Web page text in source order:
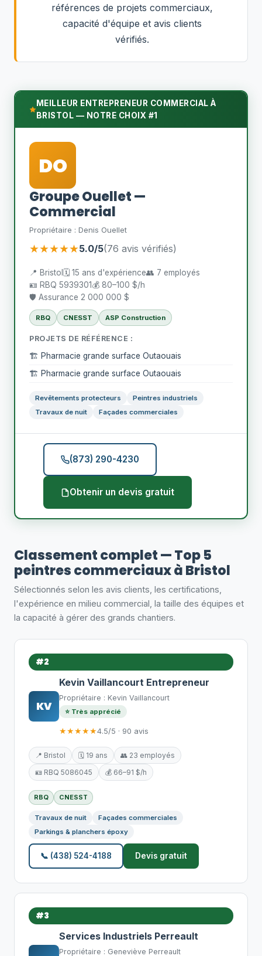
références de projets commerciaux,
capacité d'équipe et avis clients
vérifiés.
MEILLEUR ENTREPRENEUR COMMERCIAL À
BRISTOL — NOTRE CHOIX #1
DO
Groupe Ouellet —
Commercial
Propriétaire : Denis Ouellet
★★★★★5.0/5(76 avis vérifiés)
📍 Bristol 🗓️ 15 ans d'expérience👥 7 employés
🪪 RBQ 5939301💰 80–100 $/h
🛡️ Assurance 2 000 000 $
RBQ CNESST ASP Construction
PROJETS DE RÉFÉRENCE :
🏗️ Pharmacie grande surface Outaouais
🏗️ Pharmacie grande surface Outaouais
Revêtements protecteurs
Peintres industriels
Travaux de nuit
Façades commerciales
(873) 290-4230
Obtenir un devis gratuit
Classement complet — Top 5
peintres commerciaux à Bristol
Sélectionnés selon les avis clients, les certifications,
l'expérience en milieu commercial, la taille des équipes et
la capacité à gérer des grands chantiers.
#2
KV
Kevin Vaillancourt Entrepreneur
Propriétaire : Kevin Vaillancourt
⭐ Très apprécié
★★★★★4.5/5 · 90 avis
📍 Bristol 🗓️ 19 ans
👥 23 employés
🪪 RBQ 5086045
💰 66–91 $/h
RBQ CNESST
Travaux de nuit
Façades commerciales
Parkings & planchers époxy
📞 (438) 524-4188 Devis gratuit
#3
Services Industriels Perreault
Propriétaire : Geneviève Perreault